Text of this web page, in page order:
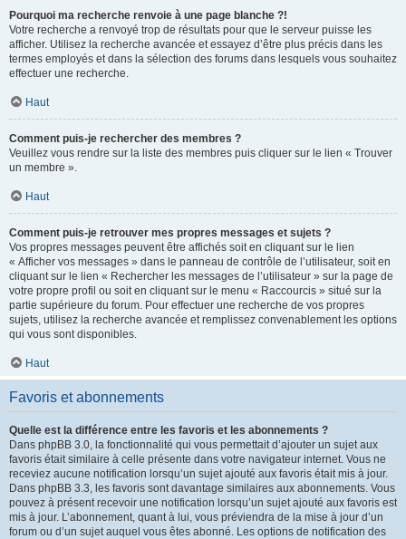
Pourquoi ma recherche renvoie à une page blanche ?!
Votre recherche a renvoyé trop de résultats pour que le serveur puisse les
afficher. Utilisez la recherche avancée et essayez d’être plus précis dans les
termes employés et dans la sélection des forums dans lesquels vous souhaitez
effectuer une recherche.
Haut
Comment puis-je rechercher des membres ?
Veuillez vous rendre sur la liste des membres puis cliquer sur le lien « Trouver
un membre ».
Haut
Comment puis-je retrouver mes propres messages et sujets ?
Vos propres messages peuvent être affichés soit en cliquant sur le lien
« Afficher vos messages » dans le panneau de contrôle de l’utilisateur, soit en
cliquant sur le lien « Rechercher les messages de l’utilisateur » sur la page de
votre propre profil ou soit en cliquant sur le menu « Raccourcis » situé sur la
partie supérieure du forum. Pour effectuer une recherche de vos propres
sujets, utilisez la recherche avancée et remplissez convenablement les options
qui vous sont disponibles.
Haut
Favoris et abonnements
Quelle est la différence entre les favoris et les abonnements ?
Dans phpBB 3.0, la fonctionnalité qui vous permettait d’ajouter un sujet aux
favoris était similaire à celle présente dans votre navigateur internet. Vous ne
receviez aucune notification lorsqu’un sujet ajouté aux favoris était mis à jour.
Dans phpBB 3.3, les favoris sont davantage similaires aux abonnements. Vous
pouvez à présent recevoir une notification lorsqu’un sujet ajouté aux favoris est
mis à jour. L’abonnement, quant à lui, vous préviendra de la mise à jour d’un
forum ou d’un sujet auquel vous êtes abonné. Les options de notification des